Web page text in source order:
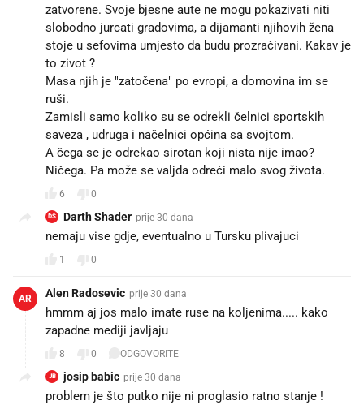
zatvorene. Svoje bjesne aute ne mogu pokazivati niti
slobodno jurcati gradovima, a dijamanti njihovih žena
stoje u sefovima umjesto da budu prozračivani. Kakav je
to zivot ?
Masa njih je "zatočena" po evropi, a domovina im se
ruši.
Zamisli samo koliko su se odrekli čelnici sportskih
saveza , udruga i načelnici općina sa svojtom.
A čega se je odrekao sirotan koji nista nije imao?
Ničega. Pa može se valjda odreći malo svog života.
6 0
DS Darth Shader prije 30 dana
nemaju vise gdje, eventualno u Tursku plivajuci
1 0
AR Alen Radosevic prije 30 dana
hmmm aj jos malo imate ruse na koljenima..... kako
zapadne mediji javljaju
8 0 ODGOVORITE
JB josip babic prije 30 dana
problem je što putko nije ni proglasio ratno stanje !